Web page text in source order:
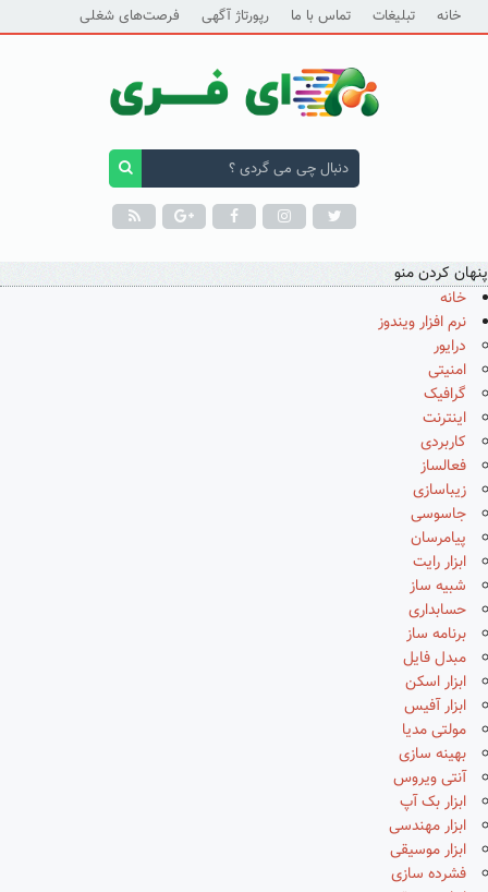
خانه تبلیغات تماس با ما رپورتاژ آگهی فرصت‌های شغلی
پنهان کردن منو
خانه
نرم افزار ویندوز
درایور
امنیتی
گرافیک
اینترنت
کاربردی
فعالساز
زیباسازی
جاسوسی
پیامرسان
ابزار رایت
شبیه ساز
حسابداری
برنامه ساز
مبدل فایل
ابزار اسکن
ابزار آفیس
مولتی مدیا
بهینه سازی
آنتی ویروس
ابزار بک آپ
ابزار مهندسی
ابزار موسیقی
فشرده سازی